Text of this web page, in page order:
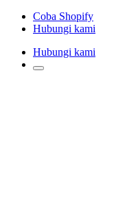
Coba Shopify
Hubungi kami
Hubungi kami